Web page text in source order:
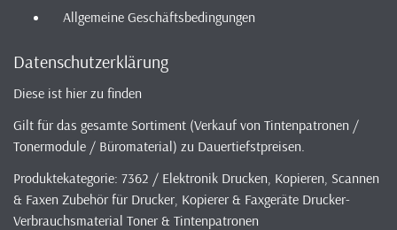
Allgemeine Geschäftsbedingungen
Datenschutzerklärung
Diese ist hier zu finden
Gilt für das gesamte Sortiment (Verkauf von Tintenpatronen /
Tonermodule / Büromaterial) zu Dauertiefstpreisen.
Produktekategorie: 7362 / Elektronik Drucken, Kopieren, Scannen
& Faxen Zubehör für Drucker, Kopierer & Faxgeräte Drucker-
Verbrauchsmaterial Toner & Tintenpatronen